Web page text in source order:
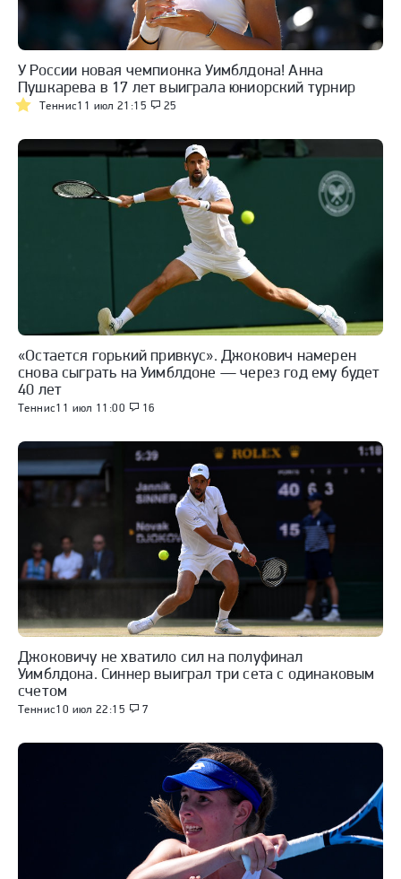
Теннис11 июл 21:15 25
У России новая чемпионка Уимблдона! Анна
Пушкарева в 17 лет выиграла юниорский турнир
Теннис11 июл 11:00 16
«Остается горький привкус». Джокович намерен
снова сыграть на Уимблдоне — через год ему будет
40 лет
Теннис10 июл 22:15 7
Джоковичу не хватило сил на полуфинал
Уимблдона. Синнер выиграл три сета с одинаковым
счетом